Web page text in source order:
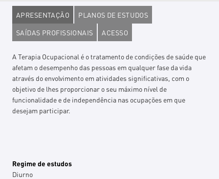
APRESENTAÇÃO
PLANOS DE ESTUDOS
SAÍDAS PROFISSIONAIS
ACESSO
A Terapia Ocupacional é o tratamento de condições de saúde que
afetam o desempenho das pessoas em qualquer fase da vida
através do envolvimento em atividades significativas, com o
objetivo de lhes proporcionar o seu máximo nível de
funcionalidade e de independência nas ocupações em que
desejam participar.
Regime de estudos
Diurno